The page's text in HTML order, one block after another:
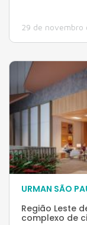
29 de novembro
URMAN SÃO
Região Leste
complexo de